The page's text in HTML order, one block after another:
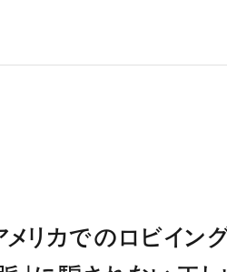
メリカでのロビイ